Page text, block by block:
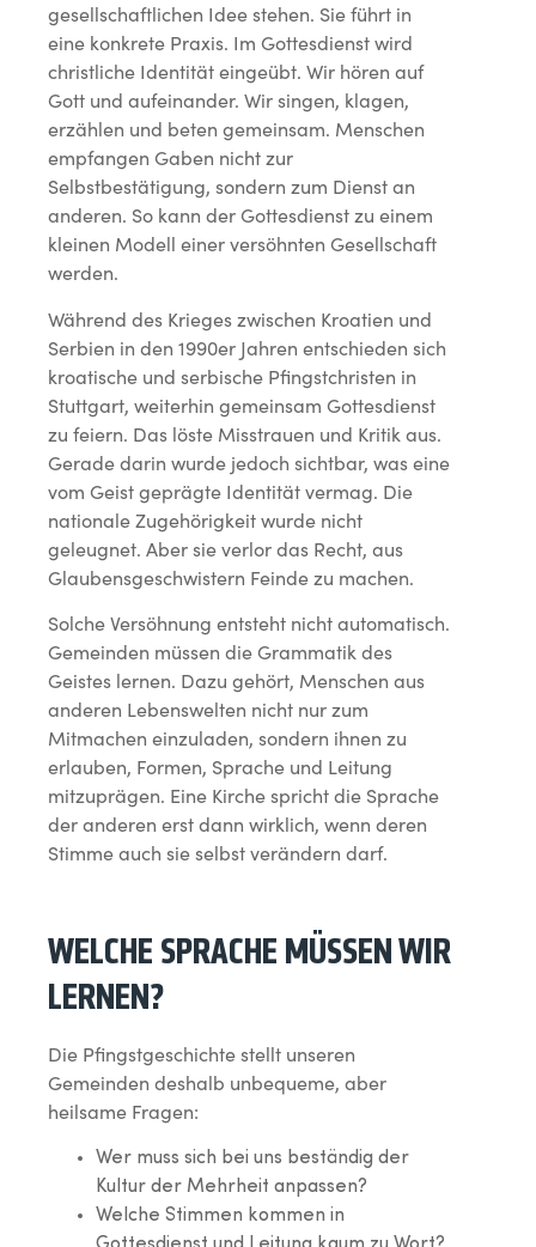
gesellschaftlichen Idee stehen. Sie führt in
eine konkrete Praxis. Im Gottesdienst wird
christliche Identität eingeübt. Wir hören auf
Gott und aufeinander. Wir singen, klagen,
erzählen und beten gemeinsam. Menschen
empfangen Gaben nicht zur
Selbstbestätigung, sondern zum Dienst an
anderen. So kann der Gottesdienst zu einem
kleinen Modell einer versöhnten Gesellschaft
werden.
Während des Krieges zwischen Kroatien und
Serbien in den 1990er Jahren entschieden sich
kroatische und serbische Pfingstchristen in
Stuttgart, weiterhin gemeinsam Gottesdienst
zu feiern. Das löste Misstrauen und Kritik aus.
Gerade darin wurde jedoch sichtbar, was eine
vom Geist geprägte Identität vermag. Die
nationale Zugehörigkeit wurde nicht
geleugnet. Aber sie verlor das Recht, aus
Glaubensgeschwistern Feinde zu machen.
Solche Versöhnung entsteht nicht automatisch.
Gemeinden müssen die Grammatik des
Geistes lernen. Dazu gehört, Menschen aus
anderen Lebenswelten nicht nur zum
Mitmachen einzuladen, sondern ihnen zu
erlauben, Formen, Sprache und Leitung
mitzuprägen. Eine Kirche spricht die Sprache
der anderen erst dann wirklich, wenn deren
Stimme auch sie selbst verändern darf.
WELCHE SPRACHE MÜSSEN WIR
LERNEN?
Die Pfingstgeschichte stellt unseren
Gemeinden deshalb unbequeme, aber
heilsame Fragen:
Wer muss sich bei uns beständig der
Kultur der Mehrheit anpassen?
Welche Stimmen kommen in